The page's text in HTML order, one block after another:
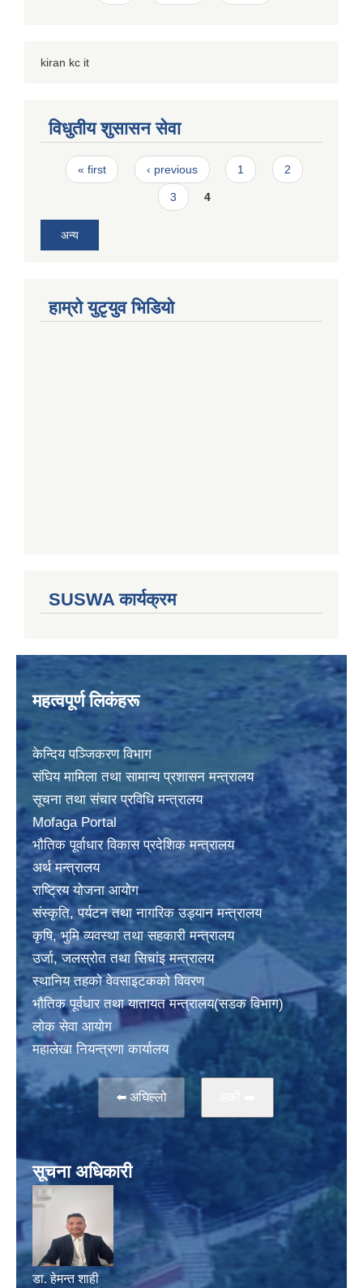
kiran kc it
विधुतीय शुसासन सेवा
Pages
« first ‹ previous 1 2
3 4
अन्य
हाम्राे युटृयुव भिडियाे
SUSWA कार्यक्रम
महत्वपूर्ण लिकंहरू
केन्दिय पञ्जिकरण विभाग
संघिय मामिला तथा सामान्य प्रशासन मन्त्रालय
सूचना तथा संचार प्रविधि मन्त्रालय
Mofaga Portal
भाैतिक पूर्वाधार विकास प्रदेशिक मन्त्रालय
अर्थ मन्त्रालय
राष्ट्रिय योजना आयोग
संस्कृति, पर्यटन तथा नागरिक उड्यान मन्त्रालय
कृषि, भुमि व्यवस्था तथा सहकारी मन्त्रालय
उर्जा, जलस्राेत तथा सिचांइ मन्त्रालय
स्थानिय तहकाे वेवसाइटककाे विवरण
भाैतिक पूर्वधार तथा यातायत मन्त्रालय(सडक विभाग)
लाेक सेवा आयोग
महालेखा नियन्त्रणा कार्यालय
⬅️ अघिल्लो
सूचना अधिकारी
डा. हेमन्त शाही